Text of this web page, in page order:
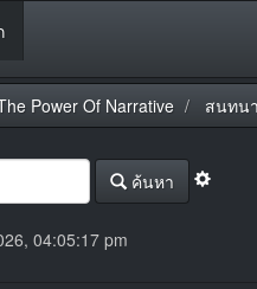
Power Of Narrative สนทน
ค้นหา
04:05:17 pm